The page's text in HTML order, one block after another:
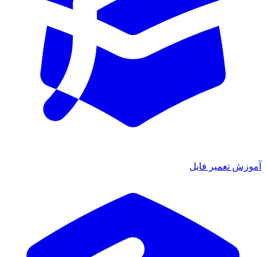
آموزش تعمیر فایل